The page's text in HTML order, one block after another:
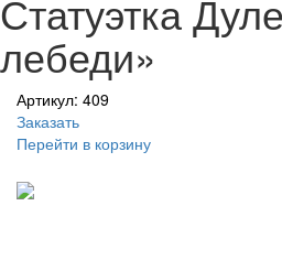
Статуэтка
лебеди»
Артикул: 409
Заказать
Перейти в корзину